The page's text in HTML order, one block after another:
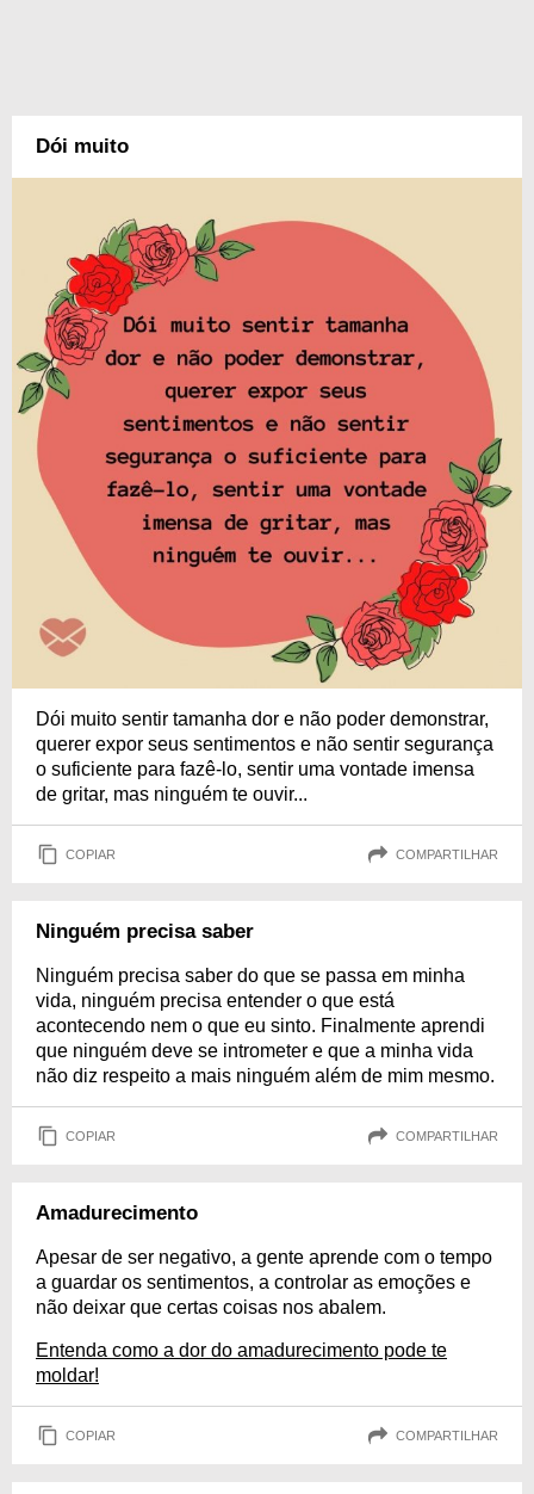
Dói muito
Dói muito sentir tamanha dor e não poder demonstrar,
querer expor seus sentimentos e não sentir segurança
o suficiente para fazê-lo, sentir uma vontade imensa
de gritar, mas ninguém te ouvir...
COPIAR COMPARTILHAR
Ninguém precisa saber
Ninguém precisa saber do que se passa em minha
vida, ninguém precisa entender o que está
acontecendo nem o que eu sinto. Finalmente aprendi
que ninguém deve se intrometer e que a minha vida
não diz respeito a mais ninguém além de mim mesmo.
COPIAR COMPARTILHAR
Amadurecimento
Apesar de ser negativo, a gente aprende com o tempo
a guardar os sentimentos, a controlar as emoções e
não deixar que certas coisas nos abalem.
Entenda como a dor do amadurecimento pode te
moldar!
COPIAR COMPARTILHAR